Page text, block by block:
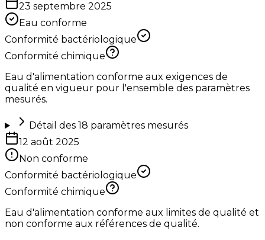
23 septembre 2025
Eau conforme
Conformité bactériologique
Conformité chimique
Eau d'alimentation conforme aux exigences de
qualité en vigueur pour l'ensemble des paramètres
mesurés.
Détail des 18 paramètres mesurés
12 août 2025
Non conforme
Conformité bactériologique
Conformité chimique
Eau d'alimentation conforme aux limites de qualité et
non conforme aux références de qualité.